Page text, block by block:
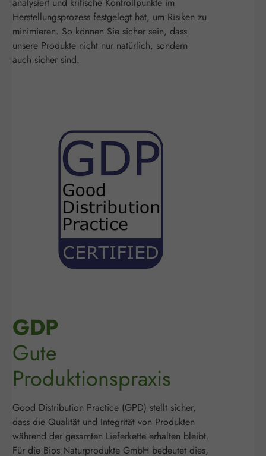
analysiert und kritische Kontrollpunkte im
Herstellungsprozess festgelegt hat, um Risiken zu
minimieren. So können Sie sicher sein, dass
unsere Produkte nicht nur natürlich, sondern
auch sicher sind.
GDP
Gute
Produktionspraxis
Good Distribution Practice (GPD) stellt sicher,
dass die Qualität und Integrität von Produkten
während der gesamten Lieferkette erhalten bleibt.
Für die Bios Naturprodukte GmbH bedeutet dies,